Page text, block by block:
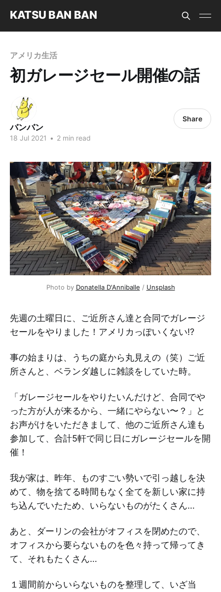
KATSU BAN BAN
アメリカ生活
初ガレージセール開催の話
バンバン
18 Jul 2021 • 2 min read
Share
Photo by Donatella D'Anniballe / Unsplash
先週の土曜日に、ご近所さん達と合同でガレージ
セールをやりました！アメリカっぽいくない⁉️
事の始まりは、うちの庭から丸見えの（笑）ご近
所さんと、ベランダ越しに雑談をしていた時。
「ガレージセールをやりたいんだけど、合同でや
った方が人が来るから、一緒にやらない〜？」と
お声がけをいただきまして、他のご近所さん達も
参加して、合計5軒で同じ日にガレージセールを開
催！
我が家は、昨年、ものすごい勢いで引っ越しを決
めて、物を捨てる時間もなく全てを新しい家に持
ち込んでいたため、いらないものがたくさん…
あと、ダーリンの会社がオフィスを閉めたので、
オフィスから要らないものを色々持って帰ってき
て、それもたくさん…
１週間前からいらないものを整理して、いざ当